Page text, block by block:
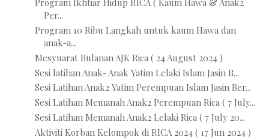
Program Ikhtiar Hidup RICA ( Kaum Hawa & Anak2
Per...
Program 10 Ribu Langkah untuk kaum Hawa dan
anak-a...
Mesyuarat Bulanan AJK Rica ( 24 August 2024 )
Sesi latihan Anak- Anak Yatim Lelaki Islam Jasin B...
Sesi Latihan Anak2 Yatim Perempuan Islam Jasin Ber...
Sesi Latihan Memanah Anak2 Perempuan Rica ( 7 July...
Sesi Latihan Memanah Anak2 Lelaki Rica ( 7 July 20...
Aktiviti Korban Kelompok di RICA 2024 ( 17 Jun 2024 )